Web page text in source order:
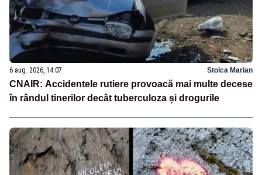
6 aug. 2026, 14:07 Stoica Marian
CNAIR: Accidentele rutiere provoacă mai multe decese
în rândul tinerilor decât tuberculoza și drogurile